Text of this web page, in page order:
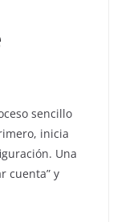
sencillo
inicia
Una
cuenta” y